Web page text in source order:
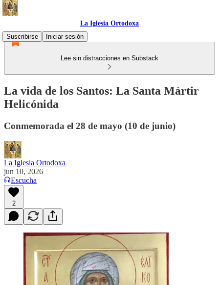
La Iglesia Ortodoxa
Suscribirse
Iniciar sesión
Lee sin distracciones en Substack
La vida de los Santos: La Santa Mártir
Helicónida
Conmemorada el 28 de mayo (10 de junio)
La Iglesia Ortodoxa
jun 10, 2026
Escucha
2